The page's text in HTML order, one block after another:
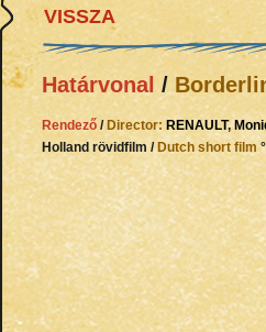
VISSZA
Határvonal /
Rendező / Director: RENAULT,
Holland rövidfilm / Dutch short film